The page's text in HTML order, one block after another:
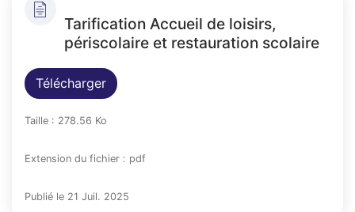
Tarification Accueil de loisirs,
périscolaire et restauration scolaire
Télécharger
Taille : 278.56 Ko
Extension du fichier : pdf
Publié le 21 Juil. 2025